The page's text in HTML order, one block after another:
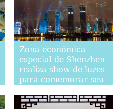
Zona econômica
especial de Shenzhen
realiza show de luzes
para comemorar seu